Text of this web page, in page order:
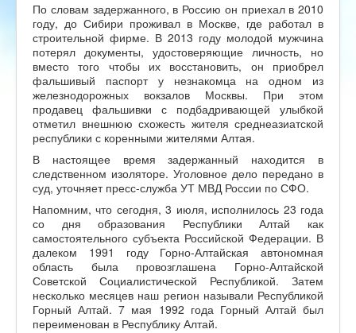
По словам задержанного, в Россию он приехал в 2010
году, до Сибири проживал в Москве, где работал в
строительной фирме. В 2013 году молодой мужчина
потерял документы, удостоверяющие личность, но
вместо того чтобы их восстановить, он приобрел
фальшивый паспорт у незнакомца на одном из
железнодорожных вокзалов Москвы. При этом
продавец фальшивки с подбадривающей улыбкой
отметил внешнюю схожесть жителя среднеазиатской
республики с коренными жителями Алтая.
В настоящее время задержанный находится в
следственном изоляторе. Уголовное дело передано в
суд, уточняет пресс-служба УТ МВД России по СФО.
Напомним, что сегодня, 3 июля, исполнилось 23 года
со дня образования Республики Алтай как
самостоятельного субъекта Российской Федерации. В
далеком 1991 году Горно-Алтайская автономная
область была провозглашена Горно-Алтайской
Советской Социалистической Республикой. Затем
несколько месяцев наш регион называли Республикой
Горный Алтай. 7 мая 1992 года Горный Алтай был
переименован в Республику Алтай.